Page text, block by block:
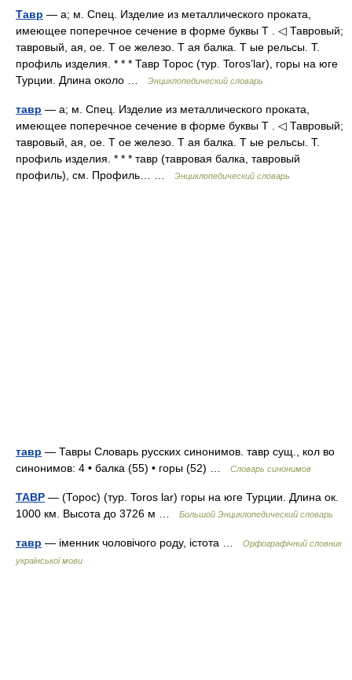
Тавр — а; м. Спец. Изделие из металлического проката,
имеющее поперечное сечение в форме буквы Т . ◁ Тавровый;
тавровый, ая, ое. Т ое железо. Т ая балка. Т ые рельсы. Т.
профиль изделия. * * * Тавр Торос (тур. Toros’lar), горы на юге
Турции. Длина около …
Энциклопедический словарь
тавр — а; м. Спец. Изделие из металлического проката,
имеющее поперечное сечение в форме буквы Т . ◁ Тавровый;
тавровый, ая, ое. Т ое железо. Т ая балка. Т ые рельсы. Т.
профиль изделия. * * * тавр (тавровая балка, тавровый
профиль), см. Профиль… …
Энциклопедический словарь
тавр — Тавры Словарь русских синонимов. тавр сущ., кол во
синонимов: 4 • балка (55) • горы (52) …
Словарь синонимов
ТАВР — (Торос) (тур. Toros lar) горы на юге Турции. Длина ок.
1000 км. Высота до 3726 м …
Большой Энциклопедический словарь
тавр — іменник чоловічого роду, істота …
Орфографічний словник
української мови